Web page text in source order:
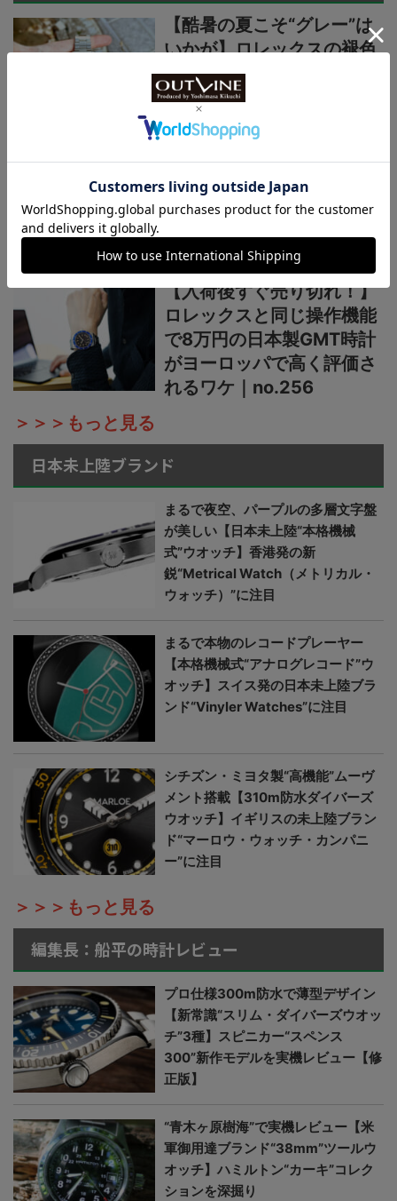
【酷暑の夏こそ“グレー”は
いかが】ロレックスの褪色
ベゼルを表現した復古調の
日本製機械式ダイバーズ時
計！｜no.258
【魅力は“青赤ペプシ”や“ブ
ルーベリー”だけじゃない】
60年代ロレックスGMTマ
現！｜no.257
【入荷後すぐ売り切れ！】
ロレックスと同じ操作機能
で8万円の日本製GMT時計
がヨーロッパで高く評価さ
れるワケ｜no.256
＞＞＞もっと見る
日本未上陸ブランド
まるで夜空、パープルの多層文字盤
が美しい【日本未上陸“本格機械
式”ウオッチ】香港発の新
鋭“Metrical Watch（メトリカル・
ウォッチ）”に注目
まるで本物のレコードプレーヤー
【本格機械式“アナログレコード”ウ
オッチ】スイス発の日本未上陸ブラ
ンド“Vinyler Watches”に注目
シチズン・ミヨタ製“高機能”ムーヴ
メント搭載【310m防水ダイバーズ
ウオッチ】イギリスの未上陸ブラン
ド“マーロウ・ウォッチ・カンパニ
ー”に注目
＞＞＞もっと見る
編集長：船平の時計レビュー
プロ仕様300m防水で薄型デザイン
【新常識“スリム・ダイバーズウオッ
チ”3種】スピニカー“スペンス
300”新作モデルを実機レビュー【修
正版】
“青木ヶ原樹海”で実機レビュー【米
軍御用達ブランド“38mm”ツールウ
オッチ】ハミルトン“カーキ”コレク
ションを深掘り